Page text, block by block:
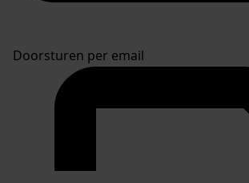
Doorsturen per email